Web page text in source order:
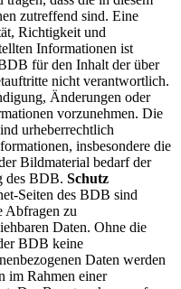
zutreffend sind. Eine
Richtigkeit und
Informationen ist
für den Inhalt der über
nicht verantwortlich.
Änderungen oder
vorzunehmen. Die
urheberrechtlich
insbesondere die
Bildmaterial bedarf der
des BDB. Schutz
Seiten des BDB sind
Abfragen zu
Daten. Ohne die
BDB keine
Daten werden
im Rahmen einer